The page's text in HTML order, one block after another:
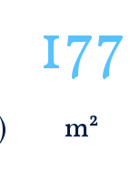
177
m²